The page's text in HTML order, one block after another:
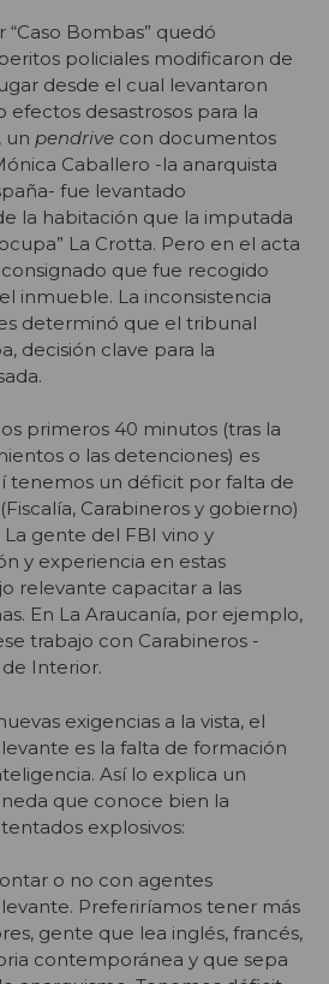
Bombas” quedó
policiales modificaron de
desde el cual levantaron
efectos desastrosos para la
un pendrive con documentos
Caballero -la anarquista
fue levantado
la habitación que la imputada
La Crotta. Pero en el acta
que fue recogido
inmueble. La inconsistencia
determinó que el tribunal
decisión clave para la
primeros 40 minutos (tras la
o las detenciones) es
tenemos un déficit por falta de
Carabineros y gobierno)
gente del FBI vino y
y experiencia en estas
relevante capacitar a las
En La Araucanía, por ejemplo,
trabajo con Carabineros -
Interior.
exigencias a la vista, el
es la falta de formación
Así lo explica un
que conoce bien la
explosivos:
o no con agentes
Preferiríamos tener más
gente que lea inglés, francés,
contemporánea y que sepa